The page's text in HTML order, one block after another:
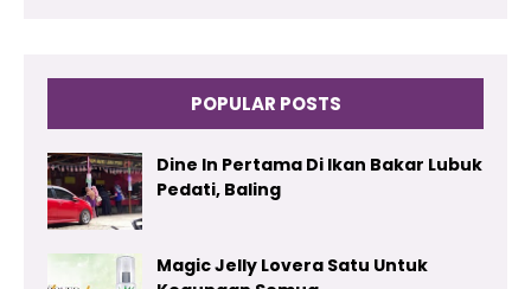
POPULAR POSTS
Dine In Pertama Di Ikan Bakar Lubuk
Pedati, Baling
Magic Jelly Lovera Satu Untuk